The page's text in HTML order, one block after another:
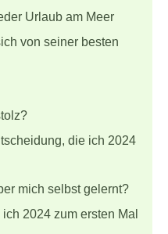
Urlaub am Meer
von seiner besten
die ich 2024
mich selbst gelernt?
2024 zum ersten Mal